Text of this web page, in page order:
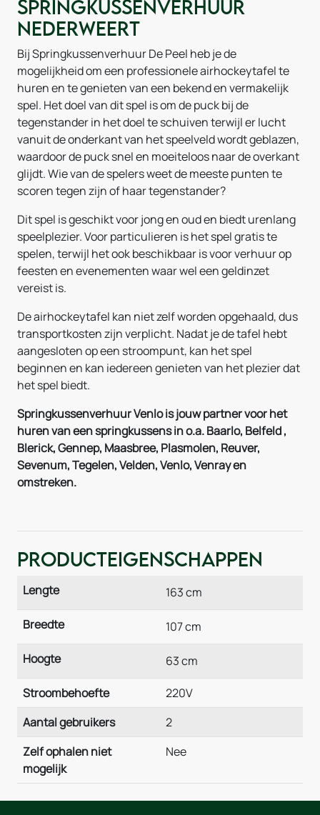
Springkussenverhuur
Nederweert
Bij Springkussenverhuur De Peel heb je de
mogelijkheid om een professionele airhockeytafel te
huren en te genieten van een bekend en vermakelijk
spel. Het doel van dit spel is om de puck bij de
tegenstander in het doel te schuiven terwijl er lucht
vanuit de onderkant van het speelveld wordt geblazen,
waardoor de puck snel en moeiteloos naar de overkant
glijdt. Wie van de spelers weet de meeste punten te
scoren tegen zijn of haar tegenstander?
Dit spel is geschikt voor jong en oud en biedt urenlang
speelplezier. Voor particulieren is het spel gratis te
spelen, terwijl het ook beschikbaar is voor verhuur op
feesten en evenementen waar wel een geldinzet
vereist is.
De airhockeytafel kan niet zelf worden opgehaald, dus
transportkosten zijn verplicht. Nadat je de tafel hebt
aangesloten op een stroompunt, kan het spel
beginnen en kan iedereen genieten van het plezier dat
het spel biedt.
Springkussenverhuur Venlo is jouw partner voor het
huren van een springkussens in o.a. Baarlo, Belfeld ,
Blerick, Gennep, Maasbree, Plasmolen, Reuver,
Sevenum, Tegelen, Velden, Venlo, Venray en
omstreken.
Producteigenschappen
Lengte 163 cm
Breedte 107 cm
Hoogte 63 cm
Stroombehoefte
220V
Aantal gebruikers
2
Zelf ophalen niet
mogelijk
Nee